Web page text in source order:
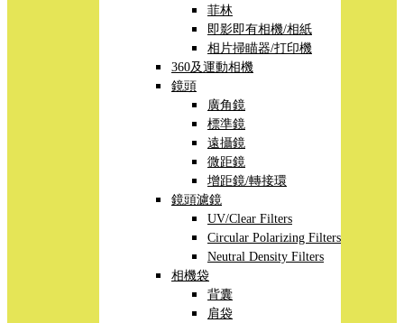
菲林
即影即有相機/相紙
相片掃瞄器/打印機
360及運動相機
鏡頭
廣角鏡
標準鏡
遠攝鏡
微距鏡
增距鏡/轉接環
鏡頭濾鏡
UV/Clear Filters
Circular Polarizing Filters
Neutral Density Filters
相機袋
背囊
肩袋